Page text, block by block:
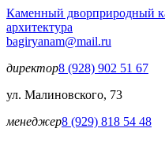
Перейти к основному
Каменный дворприродный
архитектура
bagiryanam@mail.ru
директор8 (928) 902 51 67
ул. Малиновского, 73
менеджер8 (929) 818 54 48